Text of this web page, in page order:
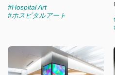
#Hospital Art
#ホスピタルアート